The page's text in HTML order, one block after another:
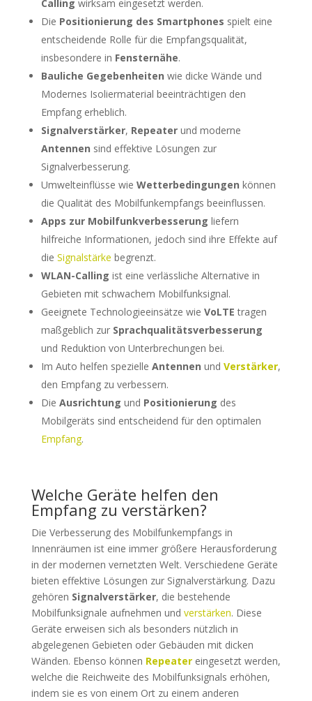
Calling wirksam eingesetzt werden.
Die Positionierung des Smartphones spielt eine
entscheidende Rolle für die Empfangsqualität,
insbesondere in Fensternähe.
Bauliche Gegebenheiten wie dicke Wände und
Modernes Isoliermaterial beeinträchtigen den
Empfang erheblich.
Signalverstärker, Repeaterund moderne
Antennen sind effektive Lösungen zur
Signalverbesserung.
Umwelteinflüsse wie Wetterbedingungen können
die Qualität des Mobilfunkempfangs beeinflussen.
Apps zur Mobilfunkverbesserung liefern
hilfreiche Informationen, jedoch sind ihre Effekte auf
die Signalstärke begrenzt.
WLAN-Calling ist eine verlässliche Alternative in
Gebieten mit schwachem Mobilfunksignal.
Geeignete Technologieeinsätze wie VoLTE tragen
maßgeblich zur Sprachqualitätsverbesserung
und Reduktion von Unterbrechungen bei.
Im Auto helfen spezielle Antennen und Verstärker,
den Empfang zu verbessern.
Die Ausrichtung und Positionierung des
Mobilgeräts sind entscheidend für den optimalen
Empfang.
Welche Geräte helfen den
Empfang zu verstärken?
Die Verbesserung des Mobilfunkempfangs in
Innenräumen ist eine immer größere Herausforderung
in der modernen vernetzten Welt. Verschiedene Geräte
bieten effektive Lösungen zur Signalverstärkung. Dazu
gehören Signalverstärker, die bestehende
Mobilfunksignale aufnehmen und verstärken. Diese
Geräte erweisen sich als besonders nützlich in
abgelegenen Gebieten oder Gebäuden mit dicken
Wänden. Ebenso können Repeatereingesetzt werden,
welche die Reichweite des Mobilfunksignals erhöhen,
indem sie es von einem Ort zu einem anderen